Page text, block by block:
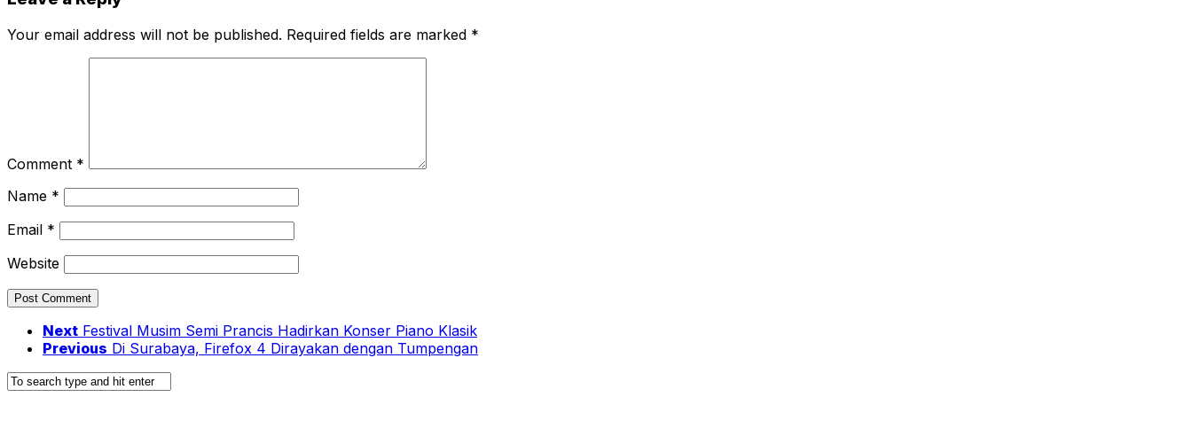
Your email address will not be published. Required fields are marked *
Comment *
Name *
Email *
Website
Next Festival Musim Semi Prancis Hadirkan Konser Piano Klasik
Previous Di Surabaya, Firefox 4 Dirayakan dengan Tumpengan